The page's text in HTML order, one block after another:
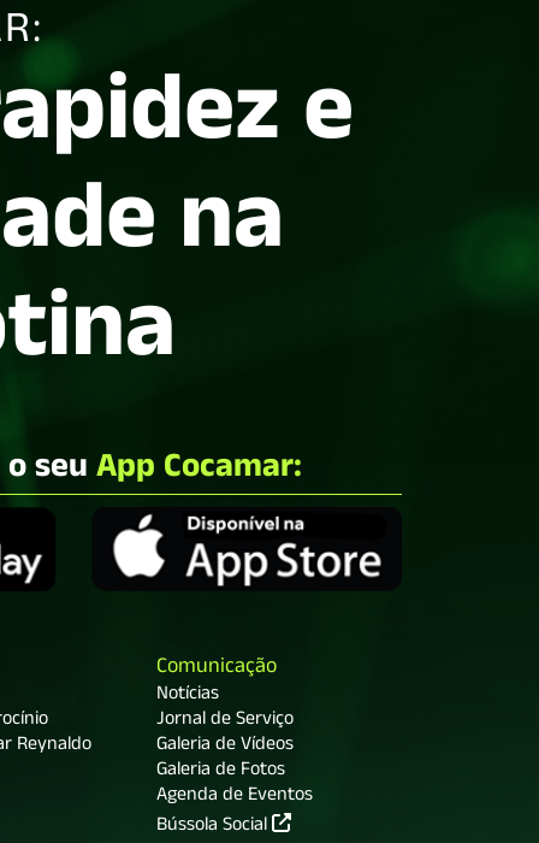
e
na
seuApp Cocamar:
Reynaldo
Comunicação
Notícias
Jornal de Serviço
Galeria de Vídeos
Galeria de Fotos
Agenda de Eventos
Bússola Social